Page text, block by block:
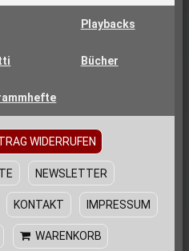
Playbacks
Bücher
WIDERRUFEN
NEWSLETTER
KONTAKT IMPRESSUM
WARENKORB